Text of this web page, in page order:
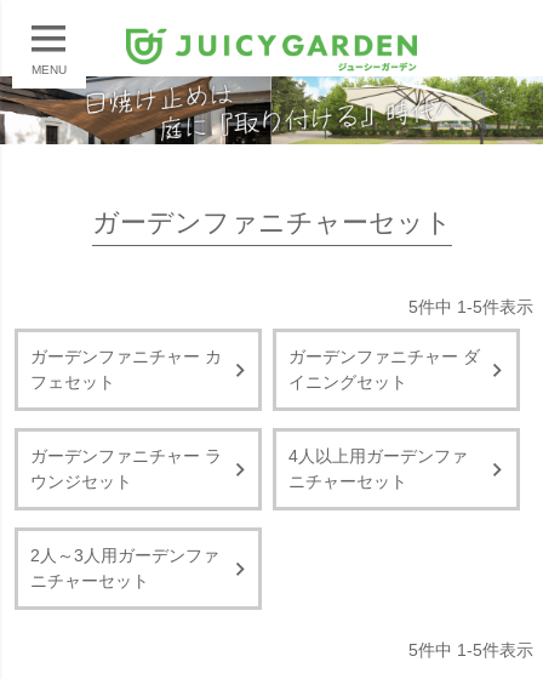
MENU
ガーデンファニチャーセット
5件中 1-5件表示
ガーデンファニチャー カ
フェセット
ガーデンファニチャー ダ
イニングセット
ガーデンファニチャー ラ
ウンジセット
4人以上用ガーデンファ
ニチャーセット
2人～3人用ガーデンファ
ニチャーセット
5件中 1-5件表示